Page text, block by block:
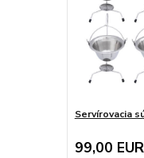
Servírovacia
99,00 EUR